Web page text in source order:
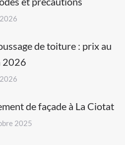
de toiture : prix au
2026
de façade à La Ciotat
2025